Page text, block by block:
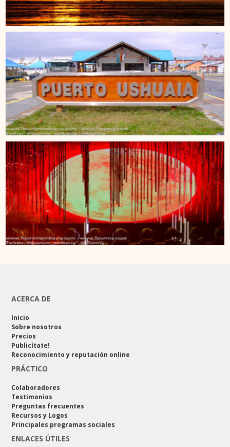
ACERCA DE
Inicio
Sobre nosotros
Precios
Publicítate!
Reconocimiento y reputación online
PRÁCTICO
Colaboradores
Testimonios
Preguntas frecuentes
Recursos y Logos
Principales programas sociales
ENLACES ÚTILES